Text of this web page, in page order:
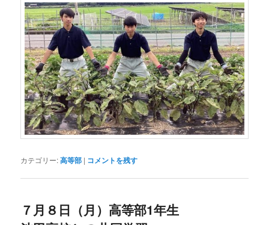
カテゴリー:高等部 | コメントを残す
７月８日（月）高等部1年生